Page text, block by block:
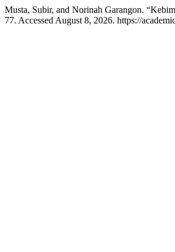
Musta, Subir, and Norinah Garangon.
77. Accessed August 8, 2026. https://